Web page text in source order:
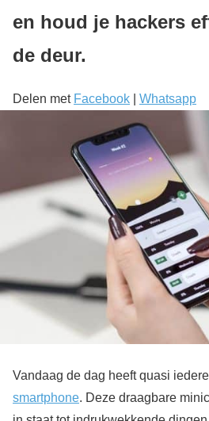
en houd je hackers
de deur.
Delen met Facebook Whatsapp
Vandaag de dag heeft quasi
smartphone. Deze draagbare